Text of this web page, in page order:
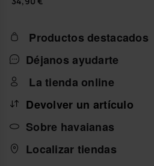
Productos destacados
Déjanos ayudarte
La tienda online
Devolver un artículo
Sobre havaianas
Localizar tiendas